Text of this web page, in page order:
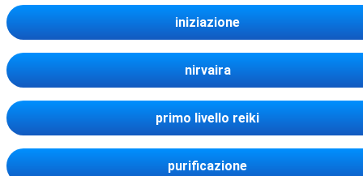
iniziazione
nirvaira
primo livello reiki
purificazione